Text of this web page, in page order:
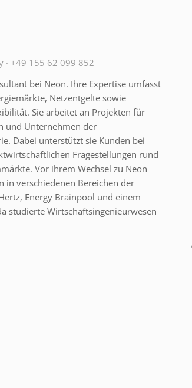
· +49 155 62 099 852
bei Neon. Ihre Expertise umfasst
Netzentgelte sowie
Sie arbeitet an Projekten für
und Unternehmen der
Dabei unterstützt sie Kunden bei
Fragestellungen rund
Vor ihrem Wechsel zu Neon
in verschiedenen Bereichen der
Energy Brainpool und einem
studierte Wirtschaftsingenieurwesen